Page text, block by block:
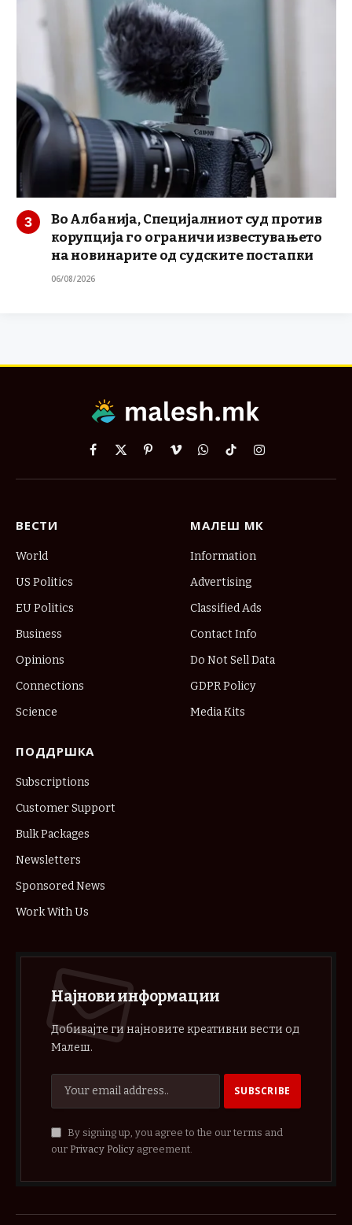
Во Албанија, Специјалниот суд против
корупција го ограничи известувањето
на новинарите од судските постапки
06/08/2026
Facebook
X
PinterestVimeoWhatsApp
TikTokInstagram
ВЕСТИ
World
US Politics
EU Politics
Business
Opinions
Connections
Science
МАЛЕШ МК
Information
Advertising
Classified Ads
Contact Info
Do Not Sell Data
GDPR Policy
Media Kits
ПОДДРШКА
Subscriptions
Customer Support
Bulk Packages
Newsletters
Sponsored News
Work With Us
Најнови информации
Добивајте ги најновите креативни вести од
Малеш.
By signing up, you agree to the our terms and
our Privacy Policyagreement.